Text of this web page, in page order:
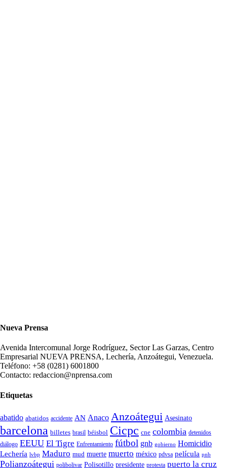
Nueva Prensa
Avenida Intercomunal Jorge Rodríguez, Sector Las Garzas, Centro
Empresarial NUEVA PRENSA, Lechería, Anzoátegui, Venezuela.
Teléfono: +58 (0281) 6001800
Contacto: redaccion@nprensa.com
Etiquetas
abatido abatidos accidente AN Anaco Anzoátegui Asesinato
barcelona billetes brasil béisbol Cicpc cne colombia detenidos
diálogo EEUU El Tigre Enfrentamiento fútbol gnb gobierno Homicidio
Lechería lvbp Maduro mud muerte muerto méxico pdvsa película pnb
Polianzoátegui polibolivar Polisotillo presidente protesta puerto la cruz